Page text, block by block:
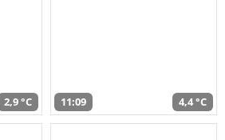
2,9 °C 11:09 4,4 °C